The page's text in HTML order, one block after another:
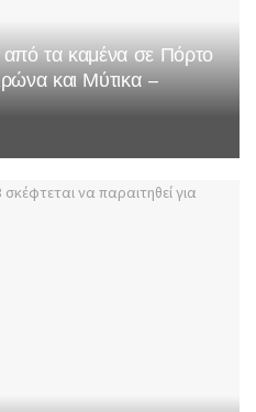
από τα καμένα σε Πόρτο
και Μύτικα –